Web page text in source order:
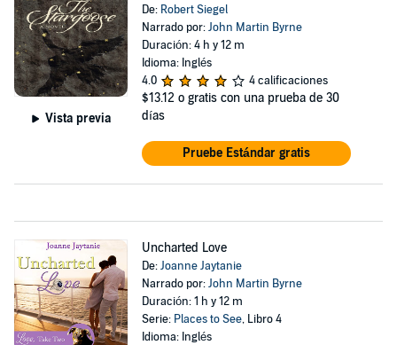
Vista previa
De: Robert Siegel
Narrado por:John Martin Byrne
Duración: 4 h y 12 m
Idioma: Inglés
4.0
4 calificaciones
$13.12 o gratis con una prueba de 30
días
Pruebe Estándar gratis
Uncharted Love
De:Joanne Jaytanie
Narrado por:John Martin Byrne
Duración: 1 h y 12 m
Serie: Places to See, Libro 4
Idioma: Inglés